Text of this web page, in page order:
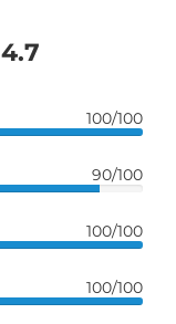
4.7
100/100
90/100
100/100
100/100